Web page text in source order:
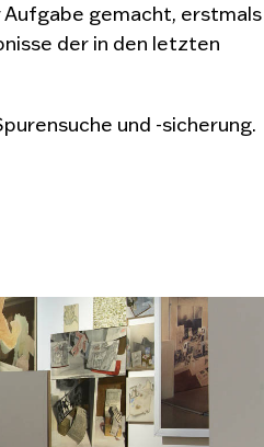
Aufgabe gemacht, erstmals
der in den letzten
und -sicherung.